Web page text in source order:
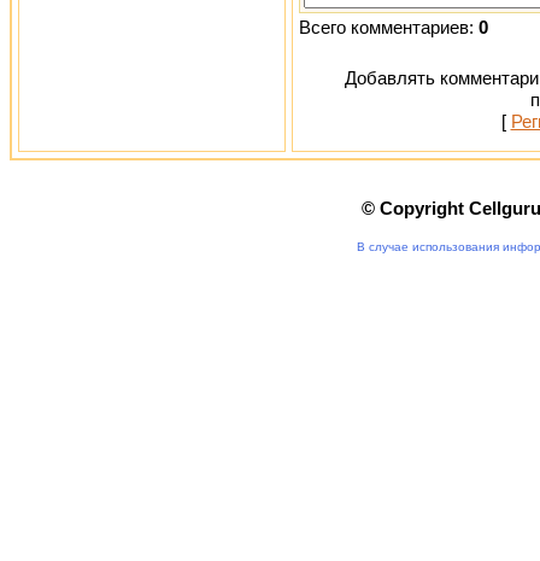
Всего комментариев: 0
Добавлять
[
© Copyright
В случае использования